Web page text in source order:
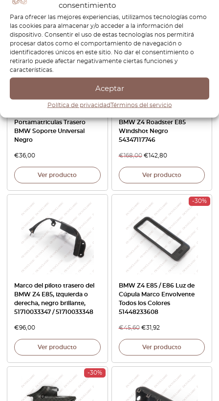
consentimiento
Para ofrecer las mejores experiencias, utilizamos tecnologías como
las cookies para almacenar y/o acceder a la información del
dispositivo. Consentir el uso de estas tecnologías nos permitirá
procesar datos como el comportamiento de navegación o
identificadores únicos en este sitio. No dar el consentimiento o
retirarlo puede afectar negativamente ciertas funciones y
características.
Aceptar
Política de privacidadTérminos del servicio
Portamatriculas Trasero
BMW Soporte Universal
Negro
€36,00
Ver producto
BMW Z4 Roadster E85
Windshot Negro
54347117746
€168,00 €142,80
Ver producto
Marco del piloto trasero del
BMW Z4 E85, izquierda o
derecha, negro brillante,
51710033347 / 51710033348
€96,00
Ver producto
-30%
BMW Z4 E85 / E86 Luz de
Cúpula Marco Envolvente
Todos los Colores
51448233608
€45,60 €31,92
Ver producto
-30%